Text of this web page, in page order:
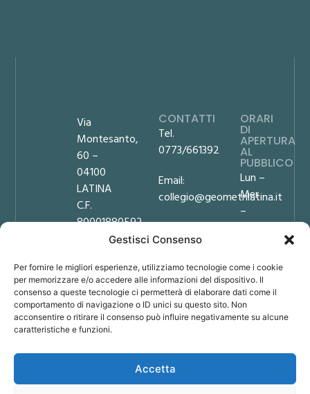
Gestisci Consenso
Per fornire le migliori esperienze, utilizziamo tecnologie come i cookie
per memorizzare e/o accedere alle informazioni del dispositivo. Il
consenso a queste tecnologie ci permetterà di elaborare dati come il
comportamento di navigazione o ID unici su questo sito. Non
acconsentire o ritirare il consenso può influire negativamente su alcune
caratteristiche e funzioni.
Accetta
Via
Montesanto,
60 –
04100
LATINA
C.F.
80001880592
Privacy
Policy
Cookie
Policy
Note
legali
CONTATTI
Tel.
0773/661392
Email:
collegio@geometrilatina.it
PEC:
collegio.latina@geopec.it
Amministrazione
Trasparente
ORARI
DI
APERTURA
AL
PUBBLICO
Lun –
Mer
–
Ven
12:00
Mar
– Gio